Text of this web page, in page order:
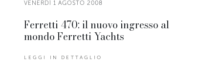
VENERDÌ 1 AGOSTO 2008
Ferretti 470: il nuovo ingresso al
mondo Ferretti Yachts
LEGGI IN DETTAGLIO